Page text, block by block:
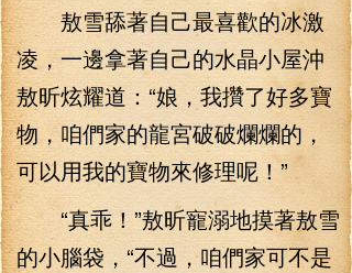
敖雪舔著自己最喜歡的冰激
凌，一邊拿著自己的水晶小屋沖
敖昕炫耀道：“娘，我攢了好多寶
物，咱們家的龍宮破破爛爛的，
可以用我的寶物來修理呢！”
“真乖！”敖昕寵溺地摸著敖雪
的小腦袋，“不過，咱們家可不是